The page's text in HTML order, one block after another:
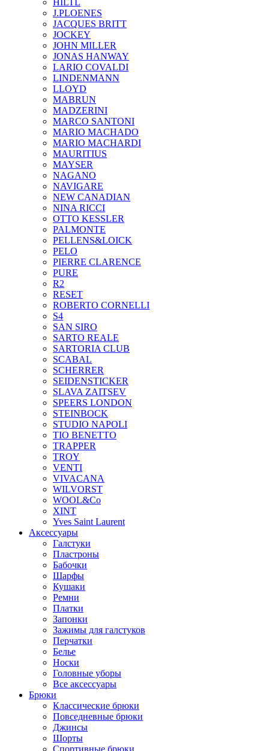
J.PLOENES
JAСQUES BRITT
JOCKEY
JOHN MILLER
JONAS HANWAY
LARIO COVALDI
LINDENMANN
LLOYD
MABRUN
MADZERINI
MARCO SANTONI
MARIO MACHADO
MARIO MACHARDI
MAURITIUS
MAYSER
NAGANO
NAVIGARE
NEW CANADIAN
NINA RICCI
OTTO KESSLER
PALMONTE
PELLENS&LOICK
PELO
PIERRE CLARENCE
PURE
R2
RESET
ROBERTO CORNELLI
S4
SAN SIRO
SARTO REALE
SARTORIA CLUB
SCABAL
SCHERRER
SEIDENSTICKER
SLAVA ZAITSEV
SPEERS LONDON
STEINBOCK
STUDIO NAPOLI
TIO BENETTO
TRAPPER
TROY
VENTI
VIVACANA
WILVORST
WOOL&Co
XINT
Yves Saint Laurent
Аксессуары
Галстуки
Пластроны
Бабочки
Шарфы
Кушаки
Ремни
Платки
Запонки
Зажимы для галстуков
Перчатки
Белье
Носки
Головные уборы
Все аксессуары
Брюки
Классические брюки
Повседневные брюки
Джинсы
Шорты
Спортивные брюки